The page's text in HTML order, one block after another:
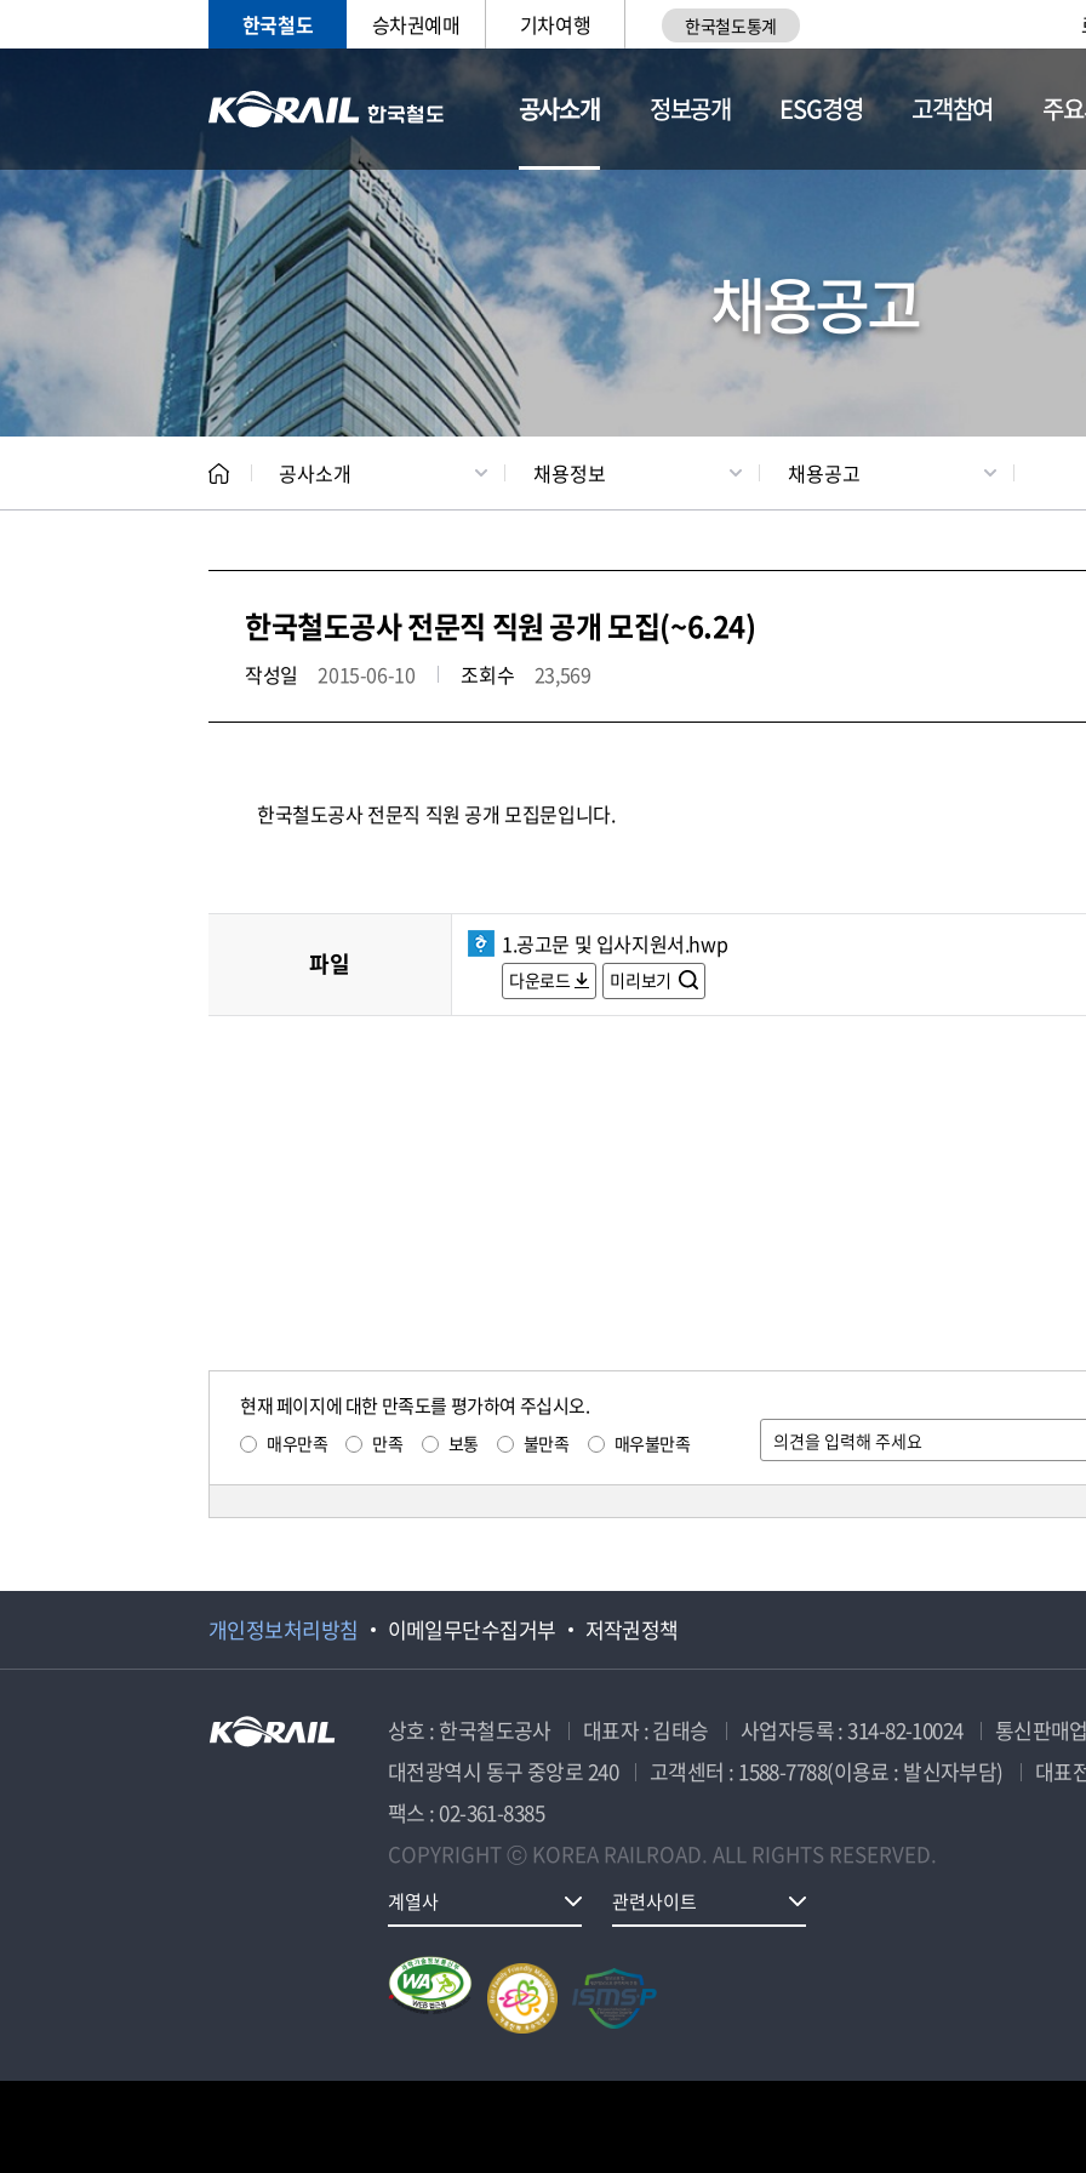
한국철도 승차권예매 기차여행 한국철도통계
공사소개
CEO 일반현황 채용정보
정보공개 ESG경영 고객참여 주
채용공고
공사소개 채용정보 채용공고
한국철도공사 전문직 직원 공개 모집(~6.24)
작성일 2015-06-10 조회수 23,569
한국철도공사 전문직 직원 공개 모집문입니다.
파일
1.공고문 및 입사지원서.hwp
다운로드 미리보기
현재 페이지에 대한 만족도를 평가하여 주십시오.
매우만족 만족 보통 불만족 매우불만족
개인정보처리방침 이메일무단수집거부 저작권정책
상호 : 한국철도공사 대표자 : 김태승 사업자등록 : 314-82-10024
통신판매
대전광역시 동구 중앙로 240
고객센터 : 1588-7788(이용료 : 발신자부담)
대표
팩스 : 02-361-8385
COPYRIGHT ⓒ KOREA RAILROAD. ALL RIGHTS RESERVED.
계열사 관련사이트